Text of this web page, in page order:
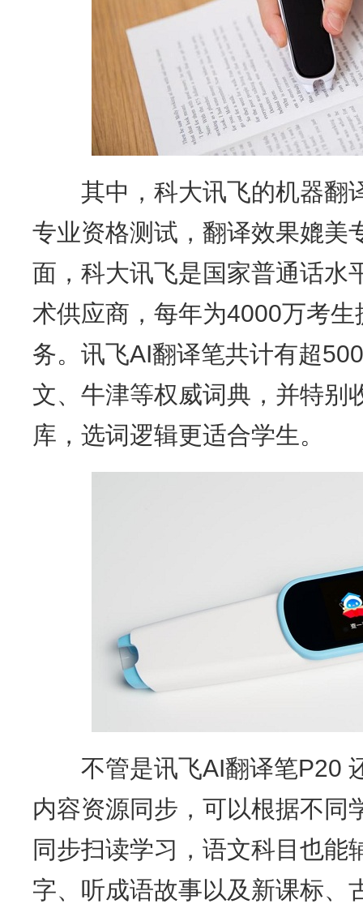
其中，科大讯飞的机器翻
专业资格测试，翻译效果媲美
面，科大讯飞是国家普通话水
术供应商，每年为4000万考
务。讯飞AI翻译笔共计有超
文、牛津等权威词典，并特别
库，选词逻辑更适合学生。
不管是讯飞AI翻译笔P20
内容资源同步，可以根据不同
同步扫读学习，语文科目也能
字、听成语故事以及新课标、